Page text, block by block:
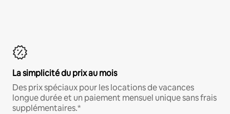
La simplicité du prix au mois
Des prix spéciaux pour les locations de vacances
longue durée et un paiement mensuel unique sans frais
supplémentaires.*